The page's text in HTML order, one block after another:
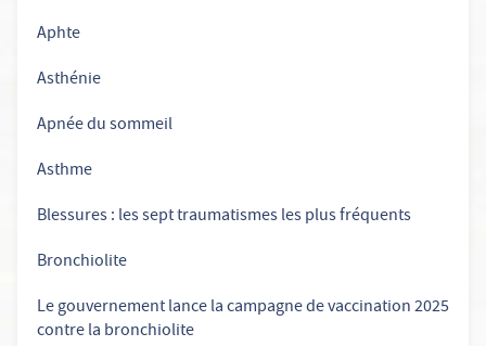
Aphte
Asthénie
Apnée du sommeil
Asthme
Blessures : les sept traumatismes les plus fréquents
Bronchiolite
Le gouvernement lance la campagne de vaccination 2025
contre la bronchiolite